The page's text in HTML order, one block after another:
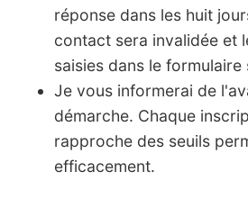
réponse dans les huit
contact sera invalidée et
saisies dans le
Je vous informerai de
démarche. Chaque
rapproche des seuils
efficacement.